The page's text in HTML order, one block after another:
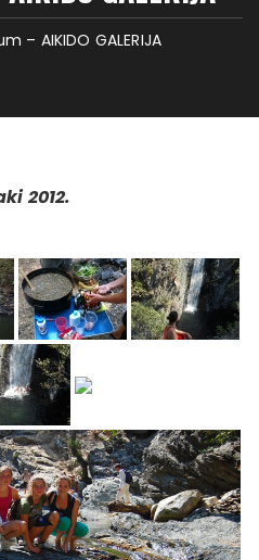
– AIKIDO GALERIJA
2012.